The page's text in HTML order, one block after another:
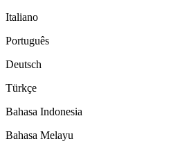
Italiano
Português
Deutsch
Türkçe
Bahasa Indonesia
Bahasa Melayu